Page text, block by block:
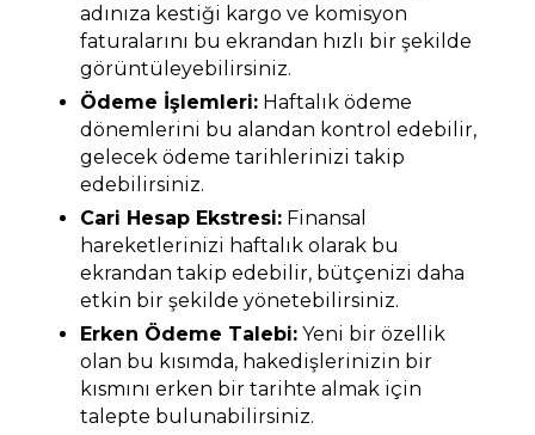
adınıza kestiği kargo ve komisyon
faturalarını bu ekrandan hızlı bir şekilde
görüntüleyebilirsiniz.
Ödeme İşlemleri: Haftalık ödeme
dönemlerini bu alandan kontrol edebilir,
gelecek ödeme tarihlerinizi takip
edebilirsiniz.
Cari Hesap Ekstresi: Finansal
hareketlerinizi haftalık olarak bu
ekrandan takip edebilir, bütçenizi daha
etkin bir şekilde yönetebilirsiniz.
Erken Ödeme Talebi: Yeni bir özellik
olan bu kısımda, hakedişlerinizin bir
kısmını erken bir tarihte almak için
talepte bulunabilirsiniz.